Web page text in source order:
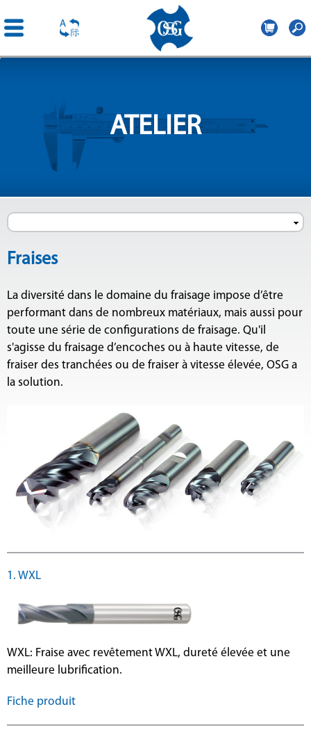
France
ATELIER
Fraises
La diversité dans le domaine du fraisage impose d’être
performant dans de nombreux matériaux, mais aussi pour
toute une série de configurations de fraisage. Qu'il
s'agisse du fraisage d’encoches ou à haute vitesse, de
fraiser des tranchées ou de fraiser à vitesse élevée, OSG a
la solution.
1. WXL
WXL: Fraise avec revêtement WXL, dureté élevée et une
meilleure lubrification.
Fiche produit